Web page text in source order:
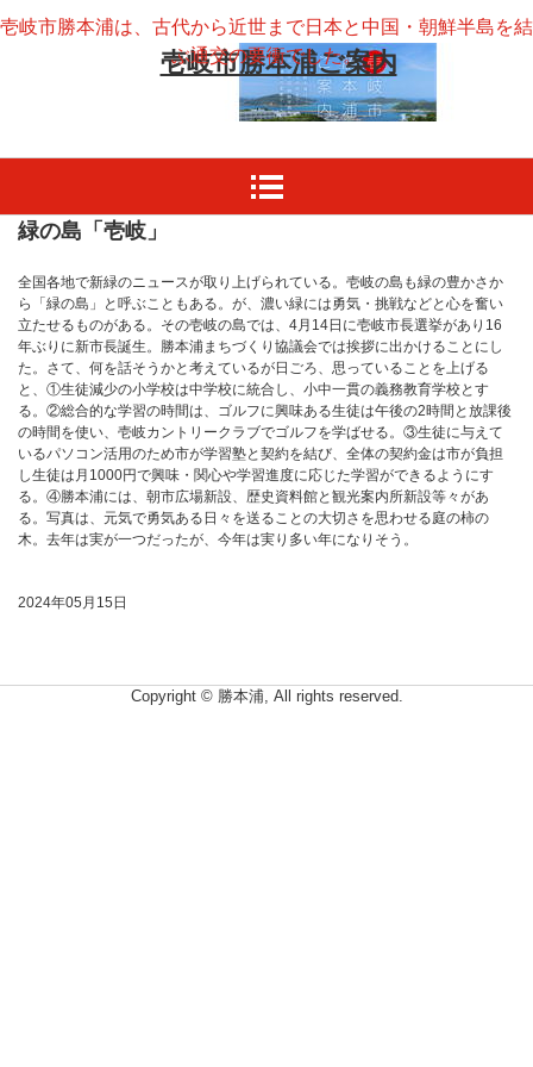
壱岐市勝本浦ご案内
壱岐市勝本浦は、古代から近世まで日本と中国・朝鮮半島を結
ぶ通交の要衝でした。
緑の島「壱岐」
全国各地で新緑のニュースが取り上げられている。壱岐の島も緑の豊かさか
ら「緑の島」と呼ぶこともある。が、濃い緑には勇気・挑戦などと心を奮い
立たせるものがある。その壱岐の島では、4月14日に壱岐市長選挙があり16
年ぶりに新市長誕生。勝本浦まちづくり協議会では挨拶に出かけることにし
た。さて、何を話そうかと考えているが日ごろ、思っていることを上げる
と、①生徒減少の小学校は中学校に統合し、小中一貫の義務教育学校とす
る。②総合的な学習の時間は、ゴルフに興味ある生徒は午後の2時間と放課後
の時間を使い、壱岐カントリークラブでゴルフを学ばせる。③生徒に与えて
いるパソコン活用のため市が学習塾と契約を結び、全体の契約金は市が負担
し生徒は月1000円で興味・関心や学習進度に応じた学習ができるようにす
る。④勝本浦には、朝市広場新設、歴史資料館と観光案内所新設等々があ
る。写真は、元気で勇気ある日々を送ることの大切さを思わせる庭の柿の
木。去年は実が一つだったが、今年は実り多い年になりそう。
2024年05月15日
Copyright © 勝本浦, All rights reserved.